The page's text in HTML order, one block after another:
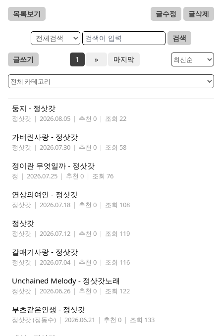
목록보기 글수정 글삭제
검색
글쓰기 1 » 마지막
둥지 - 정삿갓
정삿갓 | 2026.08.05 | 추천 0 | 조회 22
가버린사랑 - 정삿갓
정삿갓 | 2026.07.30 | 추천 0 | 조회 58
정이란 무엇일까 - 정삿갓
정 | 2026.07.25 | 추천 0 | 조회 76
연상의여인 - 정삿갓
정삿갓 | 2026.07.18 | 추천 0 | 조회 108
정삿갓
정삿갓 | 2026.07.12 | 추천 0 | 조회 119
갈매기사랑 - 정삿갓
정삿갓 | 2026.07.04 | 추천 0 | 조회 116
Unchained Melody - 정삿갓노래
정삿갓 | 2026.06.26 | 추천 0 | 조회 122
부초같은인생 - 정삿갓
정삿갓 (정동수) | 2026.06.21 | 추천 0 | 조회 133